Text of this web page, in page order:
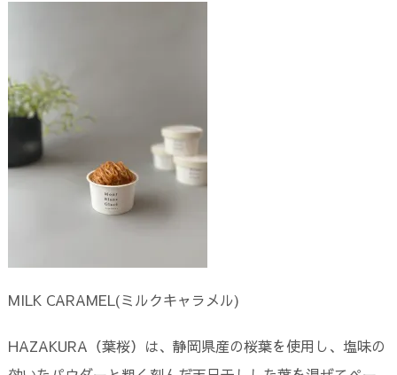
MILK CARAMEL(ミルクキャラメル)
HAZAKURA（葉桜）は、静岡県産の桜葉を使用し、塩味の